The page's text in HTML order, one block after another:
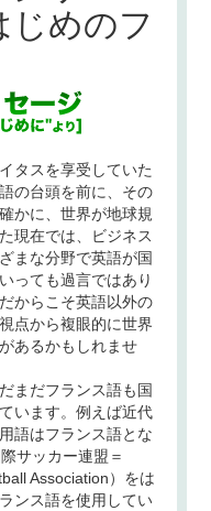
めのフ
タスを享受していた
の台頭を前に、その
かに、世界が地球規
現在では、ビジネス
まな分野で英語が国
っても過言ではあり
からこそ英語以外の
点から複眼的に世界
あるかもしれませ
まだフランス語も国
います。例えば近代
語はフランス語とな
サッカー連盟＝
Association）をは
ンス語を使用してい